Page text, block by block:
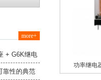
more+
+ G6K继电
靠性的典范
功率继电